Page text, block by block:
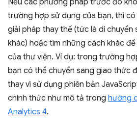
trường hợp sử dụng của bạn, thì
giải pháp thay thế (tức là di chuyển
khác) hoặc tìm những cách khác
của thư viện. Ví dụ: trong trường
bạn có thể chuyển sang giao thức
thay vì sử dụng phiên bản
chính thức như mô tả trong hướng
Analytics 4.